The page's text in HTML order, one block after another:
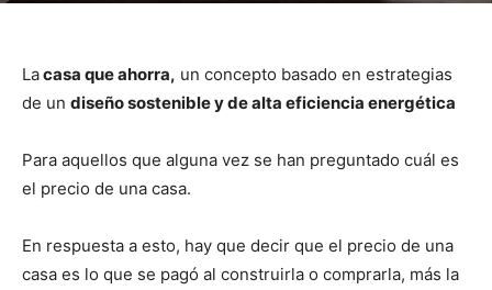
Lacasa que ahorra, un concepto basado en estrategias
de un diseño sostenible y de alta eficiencia energética
Para aquellos que alguna vez se han preguntado cuál es
el precio de una casa.
En respuesta a esto, hay que decir que el precio de una
casa es lo que se pagó al construirla o comprarla, más la